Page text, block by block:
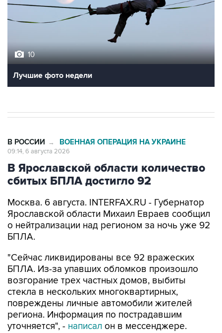
10
Лучшие фото недели
В РОССИИ → ВОЕННАЯ ОПЕРАЦИЯ НА УКРАИНЕ
09:14, 6 августа 2026
В Ярославской области количество
сбитых БПЛА достигло 92
Москва. 6 августа. INTERFAX.RU - Губернатор
Ярославской области Михаил Евраев сообщил
о нейтрализации над регионом за ночь уже 92
БПЛА.
"Сейчас ликвидированы все 92 вражеских
БПЛА. Из-за упавших обломков произошло
возгорание трех частных домов, выбиты
стекла в нескольких многоквартирных,
повреждены личные автомобили жителей
региона. Информация по пострадавшим
уточняется", - написал он в мессенджере.